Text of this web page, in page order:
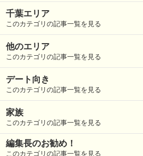
千葉エリア
このカテゴリの記事一覧を見る
他のエリア
このカテゴリの記事一覧を見る
デート向き
このカテゴリの記事一覧を見る
家族
このカテゴリの記事一覧を見る
編集長のお勧め！
このカテゴリの記事一覧を見る